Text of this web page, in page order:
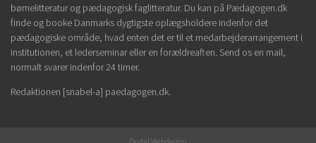
børnelitteratur og pædagogisk faglitteratur. Du kan på Pædagogen.dk
finde og booke Danmarks dygtigste oplægsholdere indenfor det
pædagogiske område, hvad enten det er til et medarbejderarrangement i
institutionen, et lederseminar eller en forældreaften. Send os en mail,
normalt svarer indenfor 24 timer.
Redaktionen [snabel-a] paedagogen.dk.